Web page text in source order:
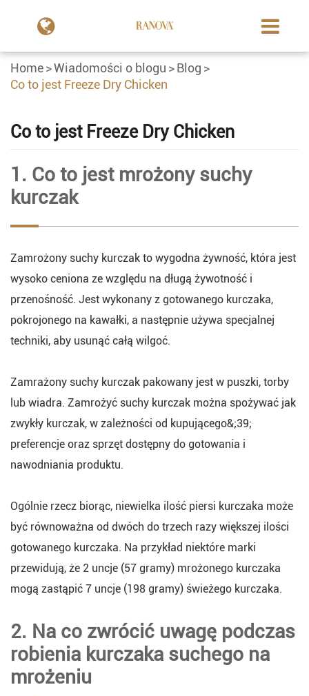
Home Wiadomości o blogu
Blog
Co to jest Freeze Dry Chicken
Co to jest Freeze Dry Chicken
1. Co to jest mrożony suchy
kurczak
Zamrożony suchy kurczak to wygodna żywność, która jest
wysoko ceniona ze względu na długą żywotność i
przenośność. Jest wykonany z gotowanego kurczaka,
pokrojonego na kawałki, a następnie używa specjalnej
techniki, aby usunąć całą wilgoć.
Zamrażony suchy kurczak pakowany jest w puszki, torby
lub wiadra. Zamrożyć suchy kurczak można spożywać jak
zwykły kurczak, w zależności od kupującego&;39;
preferencje oraz sprzęt dostępny do gotowania i
nawodniania produktu.
Ogólnie rzecz biorąc, niewielka ilość piersi kurczaka może
być równoważna od dwóch do trzech razy większej ilości
gotowanego kurczaka. Na przykład niektóre marki
przewidują, że 2 uncje (57 gramy) mrożonego kurczaka
mogą zastąpić 7 uncje (198 gramy) świeżego kurczaka.
2. Na co zwrócić uwagę podczas
robienia kurczaka suchego na
mrożeniu